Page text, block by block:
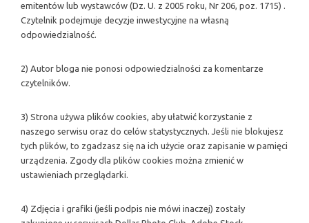
emitentów lub wystawców (Dz. U. z 2005 roku, Nr 206, poz. 1715) .
Czytelnik podejmuje decyzje inwestycyjne na własną
odpowiedzialność.
2) Autor bloga nie ponosi odpowiedzialności za komentarze
czytelników.
3) Strona używa plików cookies, aby ułatwić korzystanie z
naszego serwisu oraz do celów statystycznych. Jeśli nie blokujesz
tych plików, to zgadzasz się na ich użycie oraz zapisanie w pamięci
urządzenia. Zgody dla plików cookies można zmienić w
ustawieniach przeglądarki.
4) Zdjęcia i grafiki (jeśli podpis nie mówi inaczej) zostały